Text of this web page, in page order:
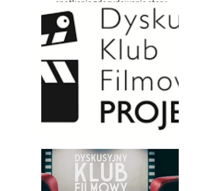
spotkania zdecydowanie staną
się naszą tradycją...